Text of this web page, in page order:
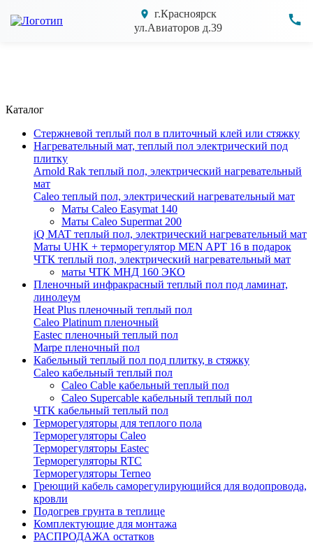
г.Красноярск
ул.Авиаторов д.39
Каталог
Cтержневой теплый пол в плиточный клей или стяжку
Нагревательный мат, теплый пол электрический под
плитку
Arnold Rak теплый пол, электрический нагревательный
мат
Caleo теплый пол, электрический нагревательный мат
Маты Caleo Easymat 140
Маты Caleo Supermat 200
iQ MAT теплый пол, электрический нагревательный мат
Маты UHK + терморегулятор MEN APT 16 в подарок
ЧТК теплый пол, электрический нагревательный мат
маты ЧТК МНД 160 ЭКО
Пленочный инфракрасный теплый пол под ламинат,
линолеум
Heat Plus пленочный теплый пол
Caleo Platinum пленочный
Eastec пленочный теплый пол
Marpe пленочный пол
Кабельный теплый пол под плитку, в стяжку
Caleo кабельный теплый пол
Caleo Cable кабельный теплый пол
Сaleo Supercable кабельный теплый пол
ЧТК кабельный теплый пол
Терморегуляторы для теплого пола
Терморегуляторы Caleo
Терморегуляторы Eastec
Терморегуляторы RTC
Терморегуляторы Terneo
Греющий кабель саморегулирующийся для водопровода,
кровли
Подогрев грунта в теплице
Комплектующие для монтажа
РАСПРОДАЖА остатков